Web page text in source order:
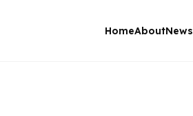
HomeAboutNews